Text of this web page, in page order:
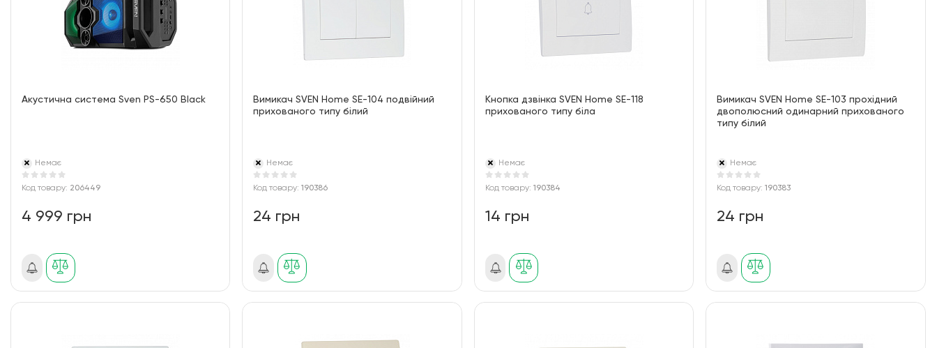
Акустична система Sven PS-650 Black
Немає
Код товару: 206449
4 999 грн
Вимикач SVEN Home SE-104 подвійний
прихованого типу білий
Немає
Код товару:190386
24 грн
Кнопка дзвінка SVEN Home SE-118
прихованого типу біла
Немає
Код товару: 190384
14 грн
Вимикач SVEN Home SE-103 прохідний
двополюсний одинарний прихованого
типу білий
Немає
Код товару:190383
24 грн